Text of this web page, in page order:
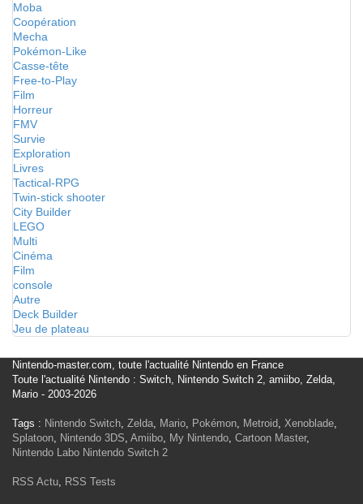
Moba
Coopération
Mecha
Pokémon-Like
Casse-tête
Free-to-Play
Film
Horreur
FMV
Survie
Exploration
Livres
Tactical-RPG
Twin-stick shooter
City Builder
LEGO
Multi
Cinéma
Film
console
Autre
Deck Builder
Jeu de plateau
Nintendo-master.com, toute l'actualité Nintendo en France
Toute l'actualité Nintendo : Switch, Nintendo Switch 2, amiibo, Zelda,
Mario - 2003-2026
Tags : Nintendo Switch, Zelda, Mario, Pokémon, Metroid, Xenoblade,
Splatoon, Nintendo 3DS, Amiibo, My Nintendo, Cartoon Master,
Nintendo Labo Nintendo Switch 2
RSS Actu, RSS Tests